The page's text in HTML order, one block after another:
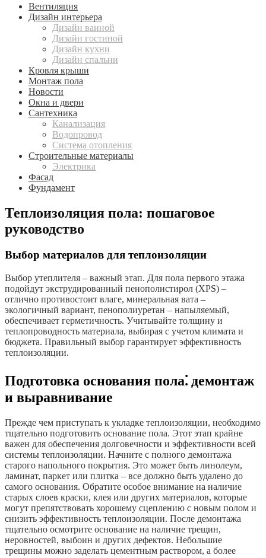
Вентиляция
Дизайн интерьера
Дизайн ванной
Дизайн гостиной
Дизайн кухни
Дизайн спальни
Кровля крыши
Монтаж пола
Новости
Окна и двери
Сантехника
Канализация
Водопровод
Система отопления
Строительные материалы
Электрика
Фасад
Фундамент
Теплоизоляция пола: пошаговое
руководство
Выбор материалов для теплоизоляции
Выбор утеплителя – важный этап. Для пола первого этажа
подойдут экструдированный пенополистирол (XPS) –
отлично противостоит влаге, минеральная вата –
экологичный вариант, пенополиуретан – напыляемый,
обеспечивает герметичность. Учитывайте толщину и
теплопроводность материала, выбирая с учетом климата и
бюджета. Правильный выбор гарантирует эффективность
теплоизоляции.
Подготовка основания пола⁚ демонтаж
и выравнивание
Прежде чем приступать к укладке теплоизоляции, необходимо
тщательно подготовить основание пола. Этот этап крайне
важен для обеспечения долговечности и эффективности всей
системы теплоизоляции. Начните с полного демонтажа
старого напольного покрытия. Это может быть линолеум,
ламинат, паркет или плитка – все должно быть удалено до
самого основания. Обратите особое внимание на наличие
старых слоев краски, клея или других материалов, которые
могут препятствовать хорошему сцеплению с новым полом и
снизить эффективность теплоизоляции. После демонтажа
тщательно осмотрите основание на наличие трещин,
неровностей, выбоин и других дефектов. Небольшие
трещины можно заделать цементным раствором, а более